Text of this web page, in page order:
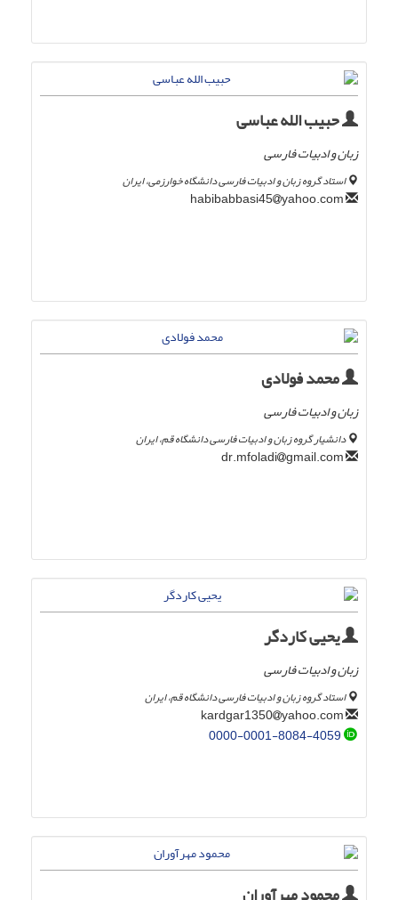
حبیب الله عباسی
زبان و ادبیات فارسی
استاد گروه زبان و ادبیات فارسی دانشگاه خوارزمی، ایران
yahoo.com
محمد فولادی
زبان و ادبیات فارسی
دانشیار گروه زبان و ادبیات فارسی دانشگاه قم، ایران
gmail.com
یحیی کاردگر
زبان و ادبیات فارسی
استاد گروه زبان و ادبیات فارسی دانشگاه قم، ایران
yahoo.com
0000-0001-8084-4059